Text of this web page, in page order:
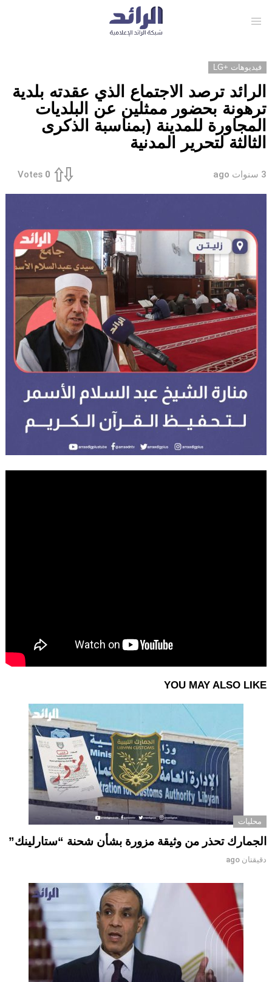
فيديوهات +LG
الرائد ترصد الاجتماع الذي عقدته بلدية
ترهونة بحضور ممثلين عن البلديات
المجاورة للمدينة (بمناسبة الذكرى
الثالثة لتحرير المدنية
3 سنوات ago 0
Votes
YOU MAY ALSO LIKE
محليات
الجمارك تحذر من وثيقة مزورة بشأن شحنة “ستارلينك”
دقيقتان ago